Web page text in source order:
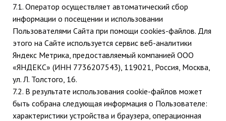
7.1. Оператор осуществляет автоматический сбор
информации о посещении и использовании
Пользователями Сайта при помощи cookies-файлов. Для
этого на Сайте используется сервис веб-аналитики
Яндекс Метрика, предоставляемый компанией ООО
«ЯНДЕКС» (ИНН 7736207543), 119021, Россия, Москва,
ул. Л. Толстого, 16.
7.2. В результате использования cookie-файлов может
быть собрана следующая информация о Пользователе:
характеристики устройства и браузера, операционная